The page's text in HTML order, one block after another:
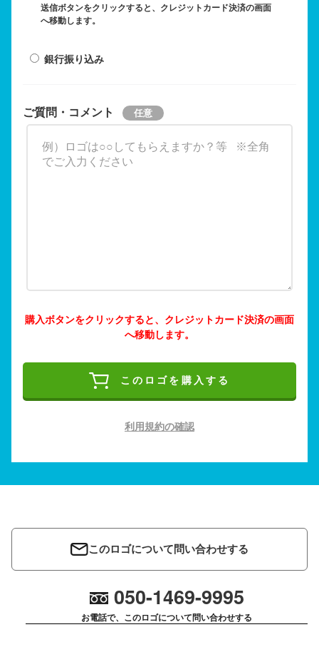
送信ボタンをクリックすると、クレジットカード決済の画面
へ移動します。
銀行振り込み
ご質問・コメント
購入ボタンをクリックすると、クレジットカード決済の画面
へ移動します。
このロゴを購入する
利用規約の確認
このロゴについて問い合わせする
050-1469-9995
お電話で、このロゴについて問い合わせする